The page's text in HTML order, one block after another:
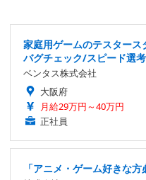
家庭用ゲームのテスター
バグチェック/スピード選考
ベンタス株式会社
大阪府
月給29万円～40万円
正社員
「アニメ・ゲーム好きな